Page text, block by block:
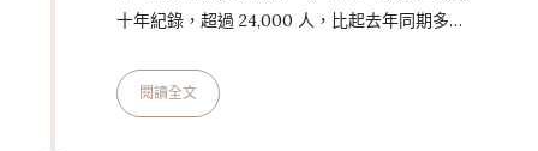
十年紀錄，超過 24,000 人，比起去年同期多了
級地位。 「只有 A CUT 能超越 A CUT」，
10/25 至 10/27 再度舉辦「星光饗宴年度盛
閱讀全文